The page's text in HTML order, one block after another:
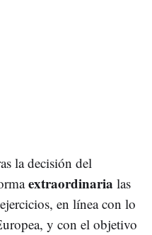
la decisión del
extraordinaria las
en línea con lo
y con el objetivo